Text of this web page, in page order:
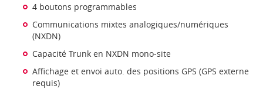
4 boutons programmables
Communications mixtes analogiques/numériques
(NXDN)
Capacité Trunk en NXDN mono-site
Affichage et envoi auto. des positions GPS (GPS externe
requis)